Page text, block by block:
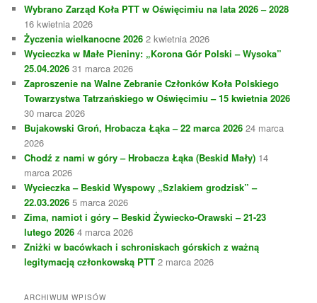
Wybrano Zarząd Koła PTT w Oświęcimiu na lata 2026 – 2028
16 kwietnia 2026
Życzenia wielkanocne 2026 2 kwietnia 2026
Wycieczka w Małe Pieniny: „Korona Gór Polski – Wysoka”
25.04.2026 31 marca 2026
Zaproszenie na Walne Zebranie Członków Koła Polskiego
Towarzystwa Tatrzańskiego w Oświęcimiu – 15 kwietnia 2026
30 marca 2026
Bujakowski Groń, Hrobacza Łąka – 22 marca 2026 24 marca
2026
Chodź z nami w góry – Hrobacza Łąka (Beskid Mały) 14
marca 2026
Wycieczka – Beskid Wyspowy „Szlakiem grodzisk” –
22.03.2026 5 marca 2026
Zima, namiot i góry – Beskid Żywiecko-Orawski – 21-23
lutego 2026 4 marca 2026
Zniżki w bacówkach i schroniskach górskich z ważną
legitymacją członkowską PTT 2 marca 2026
ARCHIWUM WPISÓW